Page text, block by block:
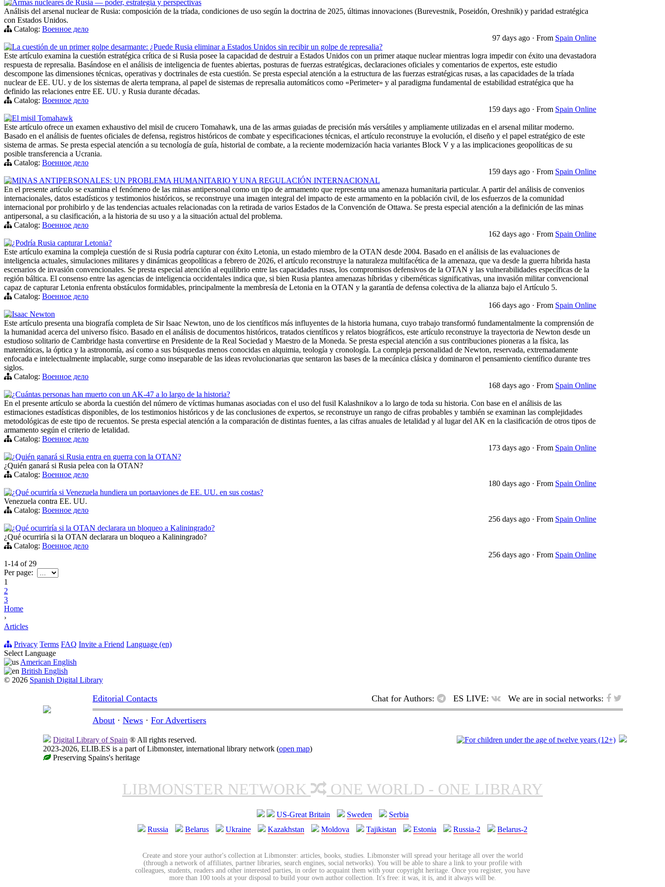
Armas nucleares de Rusia — poder, estrategia y perspectivas
Análisis del arsenal nuclear de Rusia: composición de la tríada, condiciones de uso según la doctrina de 2025, últimas innovaciones (Burevestnik, Poseidón, Oreshnik) y paridad estratégica
con Estados Unidos.
Catalog: Военное дело
97 days ago · From Spain Online
La cuestión de un primer golpe desarmante: ¿Puede Rusia eliminar a Estados Unidos sin recibir un golpe de represalia?
Este artículo examina la cuestión estratégica crítica de si Rusia posee la capacidad de destruir a Estados Unidos con un primer ataque nuclear mientras logra impedir con éxito una devastadora
respuesta de represalia. Basándose en el análisis de inteligencia de fuentes abiertas, posturas de fuerzas estratégicas, declaraciones oficiales y comentarios de expertos, este estudio
descompone las dimensiones técnicas, operativas y doctrinales de esta cuestión. Se presta especial atención a la estructura de las fuerzas estratégicas rusas, a las capacidades de la tríada
nuclear de EE. UU. y de los sistemas de alerta temprana, al papel de sistemas de represalia automáticos como «Perimeter» y al paradigma fundamental de estabilidad estratégica que ha
definido las relaciones entre EE. UU. y Rusia durante décadas.
Catalog: Военное дело
159 days ago · From Spain Online
El misil Tomahawk
Este artículo ofrece un examen exhaustivo del misil de crucero Tomahawk, una de las armas guiadas de precisión más versátiles y ampliamente utilizadas en el arsenal militar moderno.
Basado en el análisis de fuentes oficiales de defensa, registros históricos de combate y especificaciones técnicas, el artículo reconstruye la evolución, el diseño y el papel estratégico de este
sistema de armas. Se presta especial atención a su tecnología de guía, historial de combate, a la reciente modernización hacia variantes Block V y a las implicaciones geopolíticas de su
posible transferencia a Ucrania.
Catalog: Военное дело
159 days ago · From Spain Online
MINAS ANTIPERSONALES: UN PROBLEMA HUMANITARIO Y UNA REGULACIÓN INTERNACIONAL
En el presente artículo se examina el fenómeno de las minas antipersonal como un tipo de armamento que representa una amenaza humanitaria particular. A partir del análisis de convenios
internacionales, datos estadísticos y testimonios históricos, se reconstruye una imagen integral del impacto de este armamento en la población civil, de los esfuerzos de la comunidad
internacional por prohibirlo y de las tendencias actuales relacionadas con la retirada de varios Estados de la Convención de Ottawa. Se presta especial atención a la definición de las minas
antipersonal, a su clasificación, a la historia de su uso y a la situación actual del problema.
Catalog: Военное дело
162 days ago · From Spain Online
¿Podría Rusia capturar Letonia?
Este artículo examina la compleja cuestión de si Rusia podría capturar con éxito Letonia, un estado miembro de la OTAN desde 2004. Basado en el análisis de las evaluaciones de
inteligencia actuales, simulaciones militares y dinámicas geopolíticas a febrero de 2026, el artículo reconstruye la naturaleza multifacética de la amenaza, que va desde la guerra híbrida hasta
escenarios de invasión convencionales. Se presta especial atención al equilibrio entre las capacidades rusas, los compromisos defensivos de la OTAN y las vulnerabilidades específicas de la
región báltica. El consenso entre las agencias de inteligencia occidentales indica que, si bien Rusia plantea amenazas híbridas y cibernéticas significativas, una invasión militar convencional
capaz de capturar Letonia enfrenta obstáculos formidables, principalmente la membresía de Letonia en la OTAN y la garantía de defensa colectiva de la alianza bajo el Artículo 5.
Catalog: Военное дело
166 days ago · From Spain Online
Isaac Newton
Este artículo presenta una biografía completa de Sir Isaac Newton, uno de los científicos más influyentes de la historia humana, cuyo trabajo transformó fundamentalmente la comprensión de
la humanidad acerca del universo físico. Basado en el análisis de documentos históricos, tratados científicos y relatos biográficos, este artículo reconstruye la trayectoria de Newton desde un
estudioso solitario de Cambridge hasta convertirse en Presidente de la Real Sociedad y Maestro de la Moneda. Se presta especial atención a sus contribuciones pioneras a la física, las
matemáticas, la óptica y la astronomía, así como a sus búsquedas menos conocidas en alquimia, teología y cronología. La compleja personalidad de Newton, reservada, extremadamente
enfocada e intelectualmente implacable, surge como inseparable de las ideas revolucionarias que sentaron las bases de la mecánica clásica y dominaron el pensamiento científico durante tres
siglos.
Catalog: Военное дело
168 days ago · From Spain Online
¿Cuántas personas han muerto con un AK-47 a lo largo de la historia?
En el presente artículo se aborda la cuestión del número de víctimas humanas asociadas con el uso del fusil Kalashnikov a lo largo de toda su historia. Con base en el análisis de las
estimaciones estadísticas disponibles, de los testimonios históricos y de las conclusiones de expertos, se reconstruye un rango de cifras probables y también se examinan las complejidades
metodológicas de este tipo de recuentos. Se presta especial atención a la comparación de distintas fuentes, a las cifras anuales de letalidad y al lugar del AK en la clasificación de otros tipos de
armamento según el criterio de letalidad.
Catalog: Военное дело
173 days ago · From Spain Online
¿Quién ganará si Rusia entra en guerra con la OTAN?
¿Quién ganará si Rusia pelea con la OTAN?
Catalog: Военное дело
180 days ago · From Spain Online
¿Qué ocurriría si Venezuela hundiera un portaaviones de EE. UU. en sus costas?
Venezuela contra EE. UU.
Catalog: Военное дело
256 days ago · From Spain Online
¿Qué ocurriría si la OTAN declarara un bloqueo a Kaliningrado?
¿Qué ocurriría si la OTAN declarara un bloqueo a Kaliningrado?
Catalog: Военное дело
256 days ago · From Spain Online
1-14 of29
Per page:
1
2
3
Home
›
Articles
Privacy Terms FAQ Invite a Friend Language (en)
Select Language
American English
British English
© 2026 Spanish Digital Library
Editorial Contacts Chat for Authors: ES LIVE: We are in social networks:
About · News · For Advertisers
Digital Library of Spain ® All rights reserved.
2023-2026, ELIB.ES is a part of Libmonster, international library network (open map)
Preserving Spains's heritage
LIBMONSTER NETWORK ONE WORLD - ONE LIBRARY
US-Great Britain Sweden
Serbia
Russia
Belarus Ukraine Kazakhstan Moldova Tajikistan Estonia Russia-2 Belarus-2
Create and store your author's collection at Libmonster: articles, books, studies. Libmonster will spread your heritage all over the world
(through a network of affiliates, partner libraries, search engines, social networks). You will be able to share a link to your profile with
colleagues, students, readers and other interested parties, in order to acquaint them with your copyright heritage. Once you register, you have
more than 100 tools at your disposal to build your own author collection. It's free: it was, it is, and it always will be.